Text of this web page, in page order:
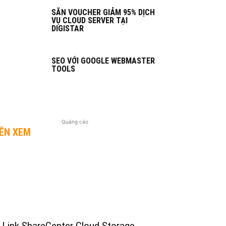
SĂN VOUCHER GIẢM 95% DỊCH
VỤ CLOUD SERVER TẠI
DIGISTAR
SEO VỚI GOOGLE WEBMASTER
TOOLS
Quảng cáo
XEM